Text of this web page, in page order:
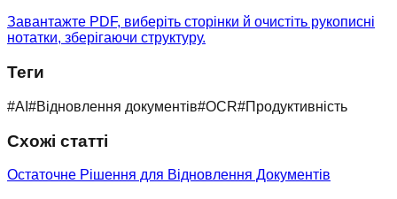
Завантажте PDF, виберіть сторінки й очистіть рукописні
нотатки, зберігаючи структуру.
Теги
#AI #Відновлення документів#OCR#Продуктивність
Схожі статті
Остаточне Рішення для Відновлення Документів